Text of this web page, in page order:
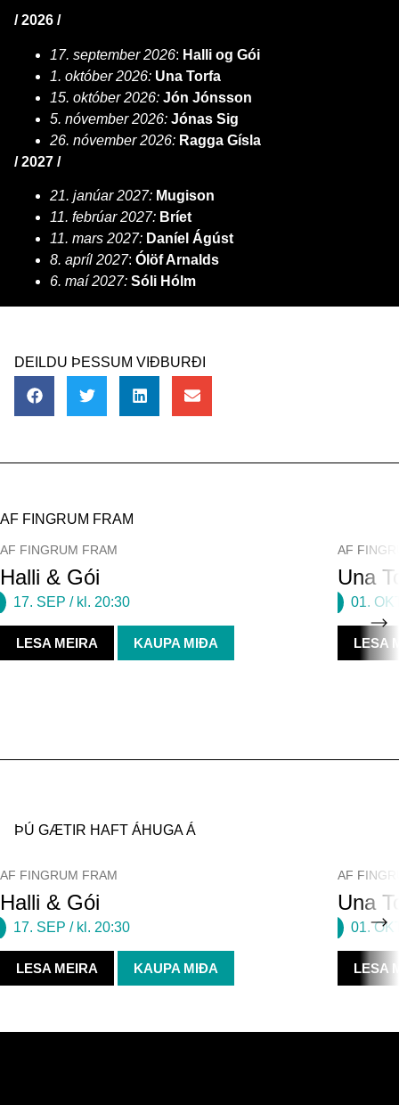
/ 2026 /
17. september 2026: Halli og Gói
1. október 2026: Una Torfa
15. október 2026: Jón Jónsson
5. nóvember 2026: Jónas Sig
26. nóvember 2026: Ragga Gísla
/ 2027 /
21. janúar 2027: Mugison
11. febrúar 2027: Bríet
11. mars 2027: Daníel Ágúst
8. apríl 2027: Ólöf Arnalds
6. maí 2027: Sóli Hólm
DEILDU ÞESSUM VIÐBURÐI
AF FINGRUM FRAM
AF FINGRUM FRAM
Halli & Gói
17. SEP / kl. 20:30
LESA MEIRA KAUPA MIÐA
AF
Una
01.
LESA
ÞÚ GÆTIR HAFT ÁHUGA Á
AF FINGRUM FRAM
Halli & Gói
17. SEP / kl. 20:30
LESA MEIRA KAUPA MIÐA
AF
Una
01.
LESA